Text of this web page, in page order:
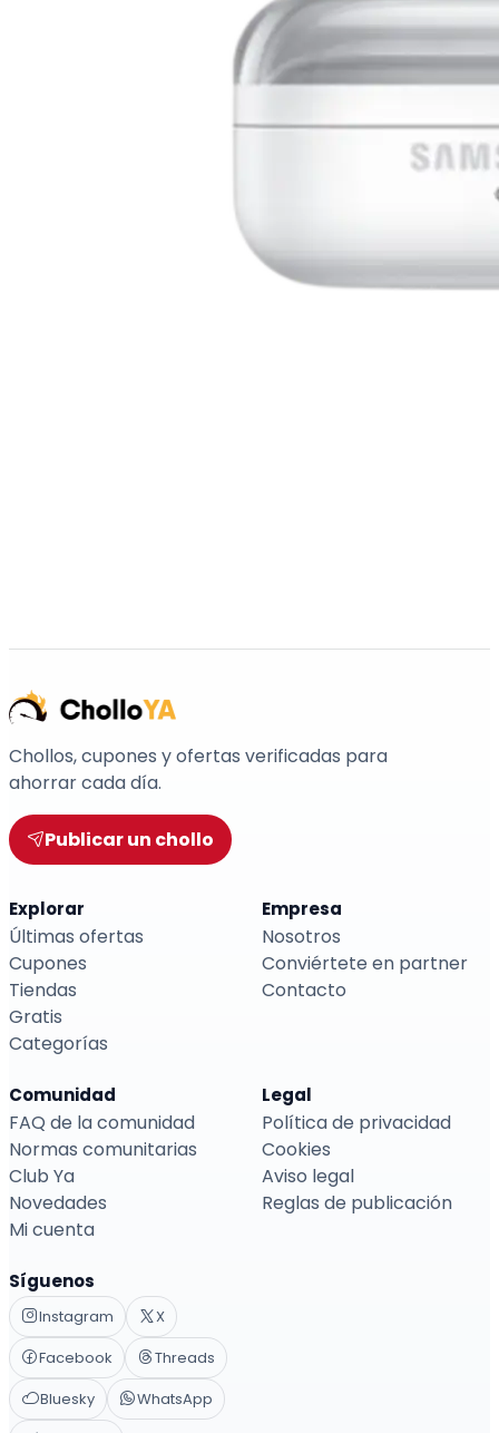
Chollos, cupones y ofertas verificadas para
ahorrar cada día.
Publicar un chollo
Explorar
Últimas ofertas
Cupones
Tiendas
Gratis
Categorías
Empresa
Nosotros
Conviértete en partner
Contacto
Comunidad
FAQ de la comunidad
Normas comunitarias
Club Ya
Novedades
Mi cuenta
Legal
Política de privacidad
Cookies
Aviso legal
Reglas de publicación
Síguenos
Instagram
X
Facebook
Threads
Bluesky
WhatsApp